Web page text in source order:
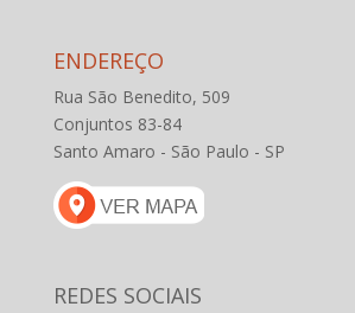
ENDEREÇO
Rua São Benedito, 509
Conjuntos 83-84
Santo Amaro - São Paulo - SP
REDES SOCIAIS